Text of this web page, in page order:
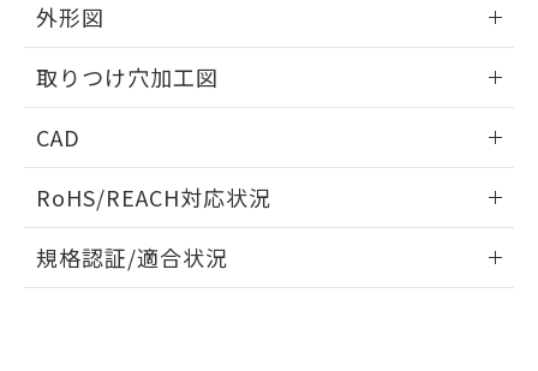
外形図
取りつけ穴加工図
CAD
ドすることができます。
ログイン/会員登録
RoHS/REACH対応状況
EU RoHS 注意事項・凡例
規格認証/適合状況
の共同利用に関して"
用者の範囲」に記載されている法人を
EU RoHS指令（10物質）の非含有証明書
51物質の非含有証明書（当社基準）
※本証明書は発行日時点で非含有を証明す
物質の対応では、対応完了までの期間は出
荷製品に未対応品が混在することから備考
欄に対応日を記載しておりました。
既に当社にて対応品への在庫切替を完了